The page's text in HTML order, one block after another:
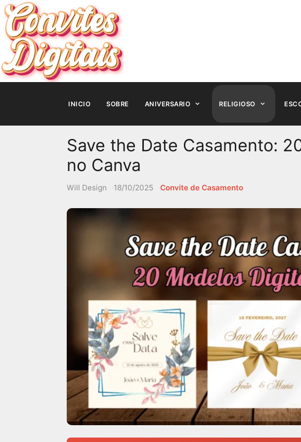
Pular
para
conteúdo
INICIO SOBRE ANIVERSARIO RELIGIOSO
Save the Date Casamento:
no Canva
Will Design 18/10/2025 Convite de Casamento